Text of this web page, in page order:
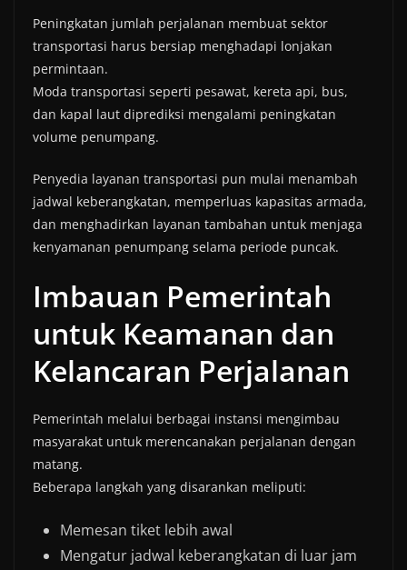
Peningkatan jumlah perjalanan membuat sektor
transportasi harus bersiap menghadapi lonjakan
permintaan.
Moda transportasi seperti pesawat, kereta api, bus,
dan kapal laut diprediksi mengalami peningkatan
volume penumpang.
Penyedia layanan transportasi pun mulai menambah
jadwal keberangkatan, memperluas kapasitas armada,
dan menghadirkan layanan tambahan untuk menjaga
kenyamanan penumpang selama periode puncak.
Imbauan Pemerintah
untuk Keamanan dan
Kelancaran Perjalanan
Pemerintah melalui berbagai instansi mengimbau
masyarakat untuk merencanakan perjalanan dengan
matang.
Beberapa langkah yang disarankan meliputi:
Memesan tiket lebih awal
Mengatur jadwal keberangkatan di luar jam